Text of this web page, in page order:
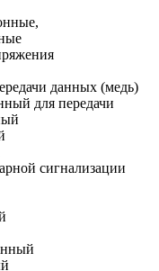
данных (медь)
для передачи
сигнализации